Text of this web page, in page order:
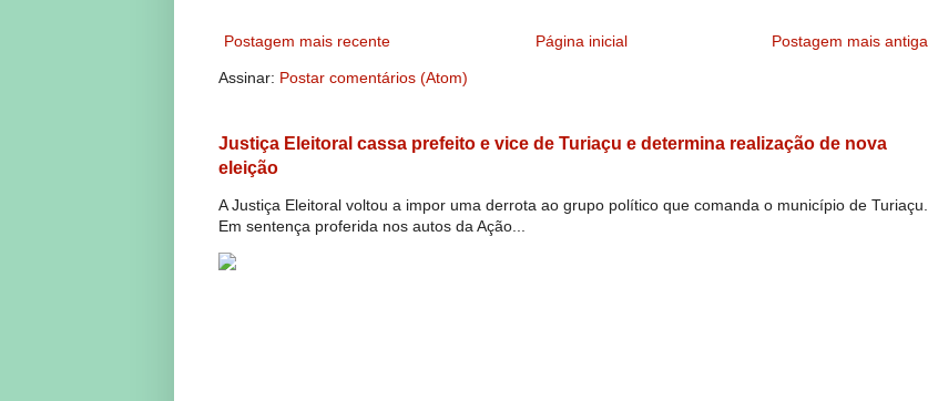
Postagem mais recente Postagem mais antiga
Página inicial
Assinar: Postar comentários (Atom)
Justiça Eleitoral cassa prefeito e vice de Turiaçu e determina realização de nova
eleição
A Justiça Eleitoral voltou a impor uma derrota ao grupo político que comanda o município de Turiaçu.
Em sentença proferida nos autos da Ação...